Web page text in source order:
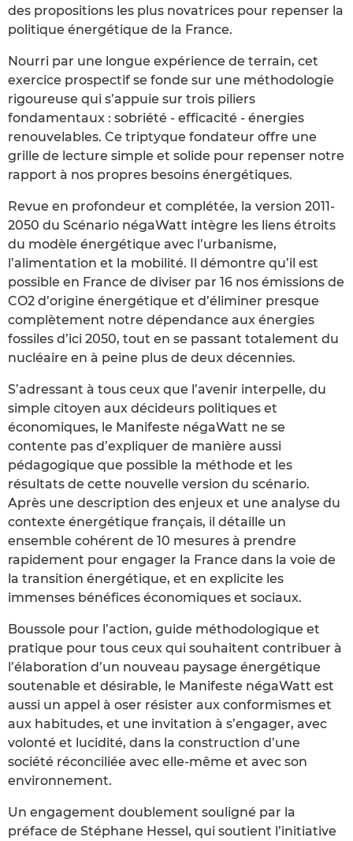
des propositions les plus novatrices pour repenser la
politique énergétique de la France.
Nourri par une longue expérience de terrain, cet
exercice prospectif se fonde sur une méthodologie
rigoureuse qui s’appuie sur trois piliers
fondamentaux : sobriété - efficacité - énergies
renouvelables. Ce triptyque fondateur offre une
grille de lecture simple et solide pour repenser notre
rapport à nos propres besoins énergétiques.
Revue en profondeur et complétée, la version 2011-
2050 du Scénario négaWatt intègre les liens étroits
du modèle énergétique avec l’urbanisme,
l’alimentation et la mobilité. Il démontre qu’il est
possible en France de diviser par 16 nos émissions de
CO2 d’origine énergétique et d’éliminer presque
complètement notre dépendance aux énergies
fossiles d’ici 2050, tout en se passant totalement du
nucléaire en à peine plus de deux décennies.
S’adressant à tous ceux que l’avenir interpelle, du
simple citoyen aux décideurs politiques et
économiques, le Manifeste négaWatt ne se
contente pas d’expliquer de manière aussi
pédagogique que possible la méthode et les
résultats de cette nouvelle version du scénario.
Après une description des enjeux et une analyse du
contexte énergétique français, il détaille un
ensemble cohérent de 10 mesures à prendre
rapidement pour engager la France dans la voie de
la transition énergétique, et en explicite les
immenses bénéfices économiques et sociaux.
Boussole pour l’action, guide méthodologique et
pratique pour tous ceux qui souhaitent contribuer à
l’élaboration d’un nouveau paysage énergétique
soutenable et désirable, le Manifeste négaWatt est
aussi un appel à oser résister aux conformismes et
aux habitudes, et une invitation à s’engager, avec
volonté et lucidité, dans la construction d’une
société réconciliée avec elle-même et avec son
environnement.
Un engagement doublement souligné par la
préface de Stéphane Hessel, qui soutient l’initiative